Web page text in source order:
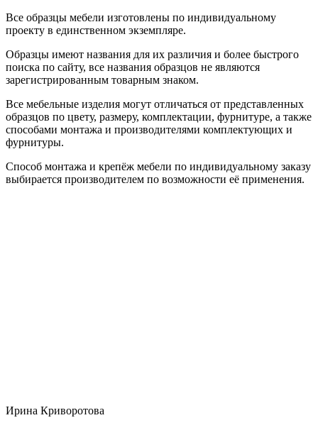
Все образцы мебели изготовлены по индивидуальному
проекту в единственном экземпляре.
Образцы имеют названия для их различия и более быстрого
поиска по сайту, все названия образцов не являются
зарегистрированным товарным знаком.
Все мебельные изделия могут отличаться от представленных
образцов по цвету, размеру, комплектации, фурнитуре, а также
способами монтажа и производителями комплектующих и
фурнитуры.
Способ монтажа и крепёж мебели по индивидуальному заказу
выбирается производителем по возможности её применения.
Ирина Криворотова